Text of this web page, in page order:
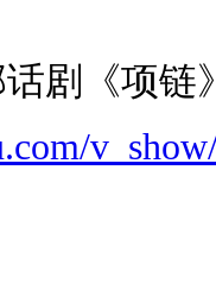
剧《项链